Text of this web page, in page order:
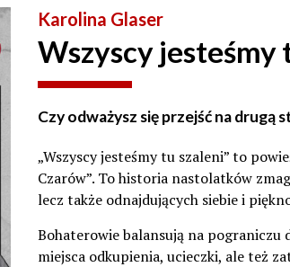
Karolina Glaser
Wszyscy jesteśmy
Czy odważysz się przejść na drugą
„Wszyscy jesteśmy tu szaleni” to
Czarów”. To historia nastolatków
lecz także odnajdujących siebie i
Bohaterowie balansują na pograniczu
miejsca odkupienia, ucieczki, ale też